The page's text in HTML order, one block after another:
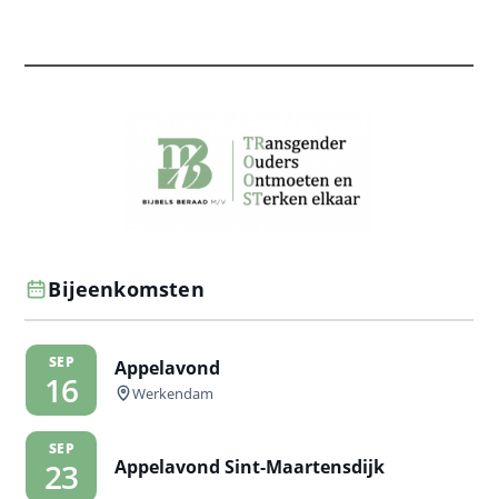
Bijeenkomsten
SEP
16
Appelavond
Werkendam
SEP
23 Appelavond Sint-Maartensdijk